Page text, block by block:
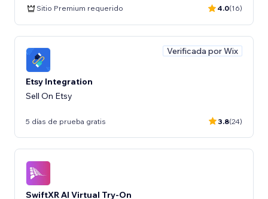
Sitio Premium requerido 4.0(16)
Verificada por Wix
Etsy Integration
Sell On Etsy
5 días de prueba gratis 3.8(24)
SwiftXR AI Virtual Try-On